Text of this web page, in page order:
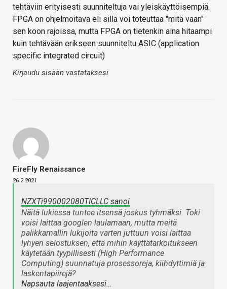
tehtäviin erityisesti suunniteltuja vai yleiskäyttöisempiä.
FPGA on ohjelmoitava eli sillä voi toteuttaa "mitä vaan"
sen koon rajoissa, mutta FPGA on tietenkin aina hitaampi
kuin tehtävään erikseen suunniteltu ASIC (application
specific integrated circuit)
Kirjaudu sisään vastataksesi
FireFly Renaissance
26.2.2021
NZXTi990002080TICLLC sanoi
Näitä lukiessa tuntee itsensä joskus tyhmäksi. Toki
voisi laittaa googlen laulamaan, mutta meitä
palikkamallin lukijoita varten juttuun voisi laittaa
lyhyen selostuksen, että mihin käyttätarkoitukseen
käytetään tyypillisesti (High Performance
Computing) suunnatuja prosessoreja, kiihdyttimiä ja
laskentapiirejä?
Napsauta laajentaaksesi…